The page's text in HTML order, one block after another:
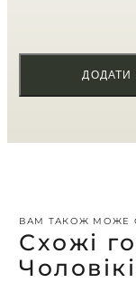
ДОДАТИ
ВАМ ТАКОЖ МОЖЕ
Схожі